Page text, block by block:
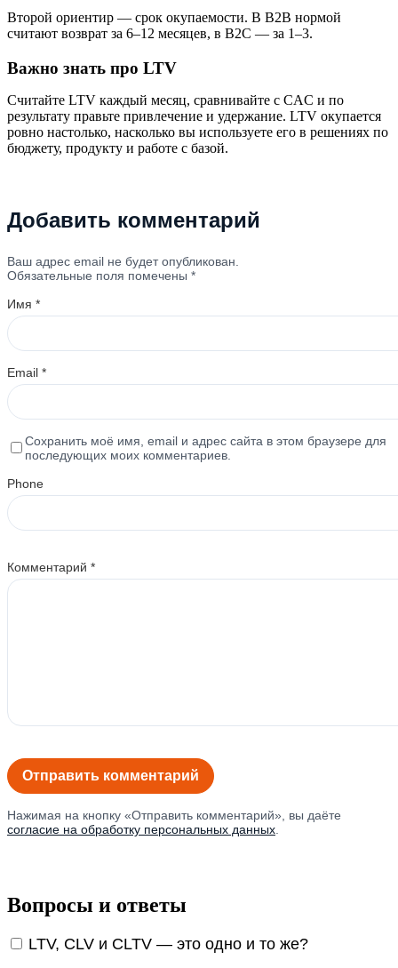
Второй ориентир — срок окупаемости. В B2B нормой
считают возврат за 6–12 месяцев, в B2C — за 1–3.
Важно знать про LTV
Считайте LTV каждый месяц, сравнивайте с CAC и по
результату правьте привлечение и удержание. LTV окупается
ровно настолько, насколько вы используете его в решениях по
бюджету, продукту и работе с базой.
Добавить комментарий
Ваш адрес email не будет опубликован.
Обязательные поля помечены *
Имя *
Email *
Сохранить моё имя, email и адрес сайта в этом браузере для
последующих моих комментариев.
Phone
Комментарий *
Нажимая на кнопку «Отправить комментарий», вы даёте
согласие на обработку персональных данных
Вопросы и ответы
LTV, CLV и CLTV — это одно и то же?